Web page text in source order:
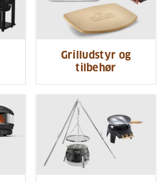
Grilludstyr og
tilbehør